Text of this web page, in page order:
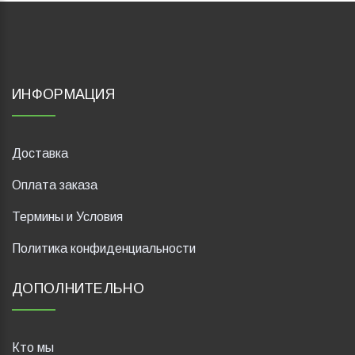
ИНФОРМАЦИЯ
Доставка
Оплата заказа
Термины и Условия
Политика конфиденциальности
ДОПОЛНИТЕЛЬНО
Кто мы